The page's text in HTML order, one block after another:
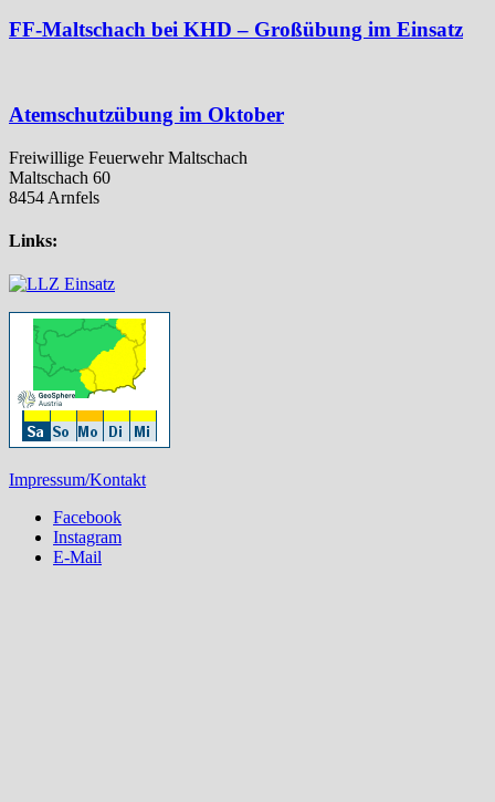
FF-Maltschach bei KHD – Großübung im Einsatz
Atemschutzübung im Oktober
Freiwillige Feuerwehr Maltschach
Maltschach 60
8454 Arnfels
Links:
Impressum/Kontakt
Facebook
Instagram
E-Mail